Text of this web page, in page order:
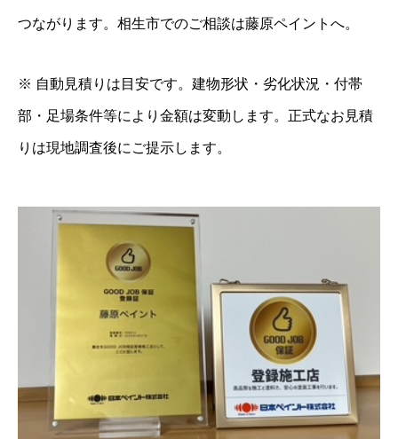
つながります。相生市でのご相談は藤原ペイントへ。
※ 自動見積りは目安です。建物形状・劣化状況・付帯
部・足場条件等により金額は変動します。正式なお見積
りは現地調査後にご提示します。